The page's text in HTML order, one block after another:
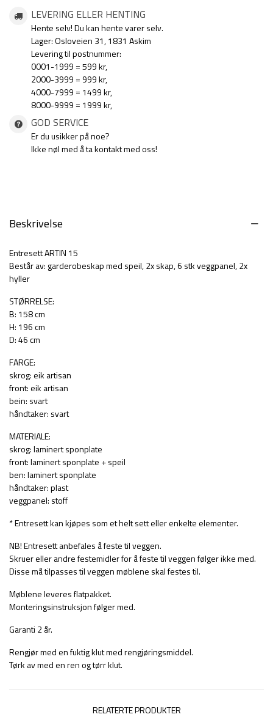
LEVERING ELLER HENTING
Hente selv! Du kan hente varer selv.
Lager: Osloveien 31, 1831 Askim
Levering til postnummer:
0001-1999 = 599 kr,
2000-3999 = 999 kr,
4000-7999 = 1499 kr,
8000-9999 = 1999 kr,
GOD SERVICE
Er du usikker på noe?
Ikke nøl med å ta kontakt med oss!
Beskrivelse
Entresett ARTIN 15
Består av: garderobeskap med speil, 2x skap, 6 stk veggpanel, 2x
hyller
STØRRELSE:
B: 158 cm
H: 196 cm
D: 46 cm
FARGE:
skrog: eik artisan
front: eik artisan
bein: svart
håndtaker: svart
MATERIALE:
skrog: laminert sponplate
front: laminert sponplate + speil
ben: laminert sponplate
håndtaker: plast
veggpanel: stoff
* Entresett kan kjøpes som et helt sett eller enkelte elementer.
NB! Entresett anbefales å feste til veggen.
Skruer eller andre festemidler for å feste til veggen følger ikke med.
Disse må tilpasses til veggen møblene skal festes til.
Møblene leveres flatpakket.
Monteringsinstruksjon følger med.
Garanti 2 år.
Rengjør med en fuktig klut med rengjøringsmiddel.
Tørk av med en ren og tørr klut.
RELATERTE PRODUKTER